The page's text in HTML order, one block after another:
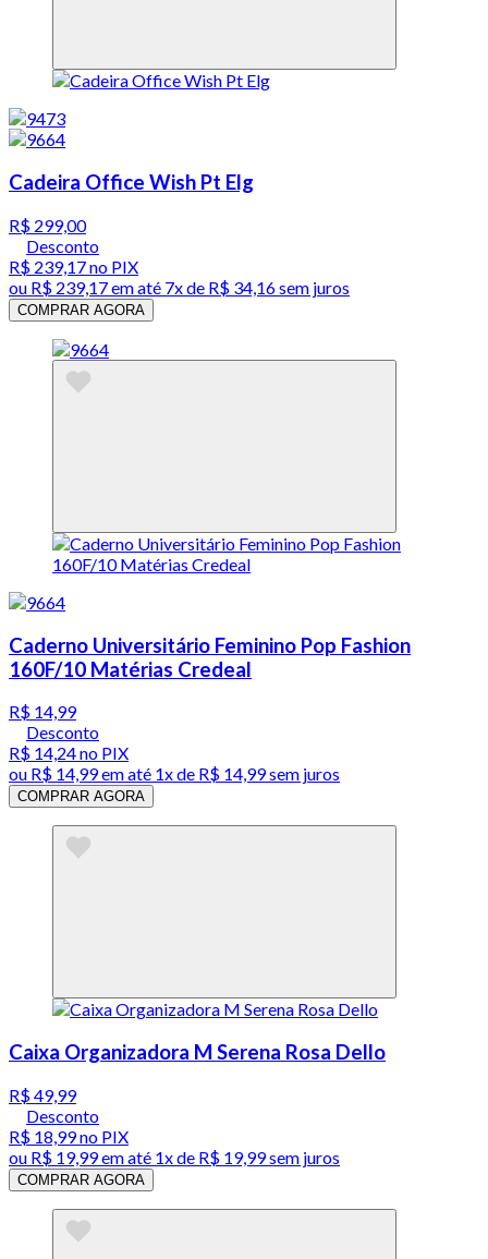
Cadeira Office Wish Pt Elg
R$ 299,00
Desconto
R$ 239,17no PIX
ou R$ 239,17em até 7x de R$ 34,16 sem juros
COMPRAR AGORA
Caderno Universitário Feminino Pop Fashion
160F/10 Matérias Credeal
R$ 14,99
Desconto
R$ 14,24no PIX
ou R$ 14,99em até 1x de R$ 14,99sem juros
COMPRAR AGORA
Caixa Organizadora M Serena Rosa Dello
R$ 49,99
Desconto
R$ 18,99no PIX
ou R$ 19,99em até 1x de R$ 19,99sem juros
COMPRAR AGORA